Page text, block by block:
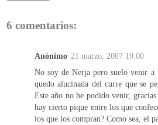
6 comentarios:
Anónimo 21 marzo, 2007 19:00
No soy de Nerja pero suelo venir
quedo alucinada del curre que se
Este año no he podido venir,
hay cierto pique entre los que
los que los compran? Como sea, el